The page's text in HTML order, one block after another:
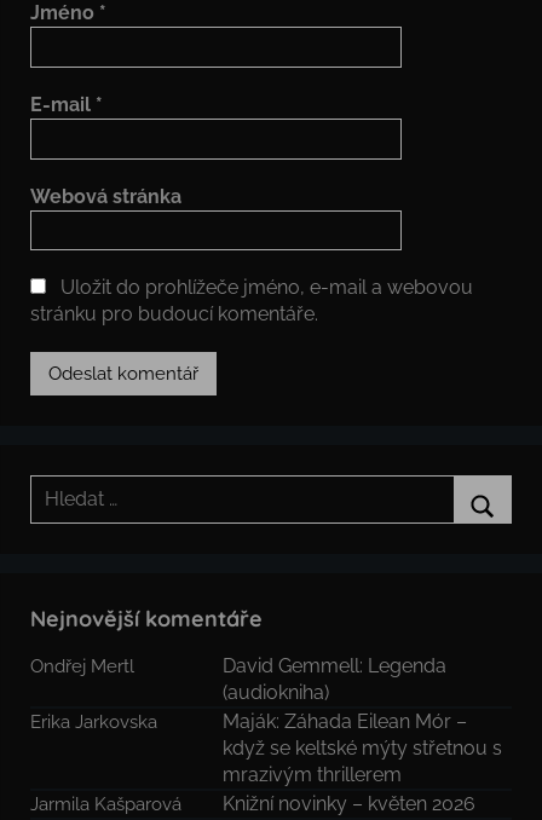
Jméno *
E-mail *
Webová stránka
Uložit do prohlížeče jméno, e-mail a webovou
stránku pro budoucí komentáře.
Hledat:
Nejnovější komentáře
Ondřej Mertl
David Gemmell: Legenda
(audiokniha)
Erika Jarkovska
Maják: Záhada Eilean Mór –
když se keltské mýty střetnou s
mrazivým thrillerem
Jarmila Kašparová Knižní novinky – květen 2026